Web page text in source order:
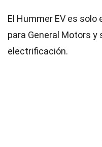
El Hummer EV es solo
para General Motors y
electrificación.